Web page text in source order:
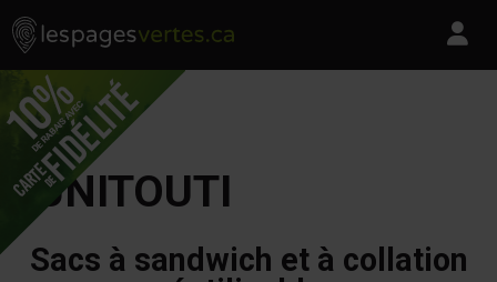
Skip to content
Les Pages Vertes - Go to homepage
LUNITOUTI
Sacs à sandwich et à collation